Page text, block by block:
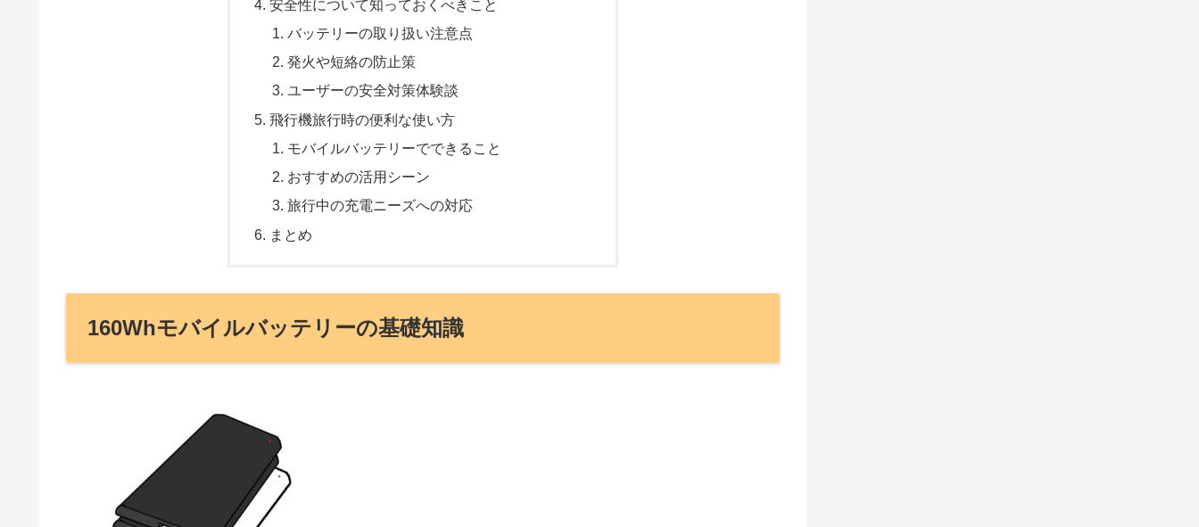
安全性について知っておくべきこと
バッテリーの取り扱い注意点
発火や短絡の防止策
ユーザーの安全対策体験談
飛行機旅行時の便利な使い方
モバイルバッテリーでできること
おすすめの活用シーン
旅行中の充電ニーズへの対応
まとめ
160Whモバイルバッテリーの基礎知識